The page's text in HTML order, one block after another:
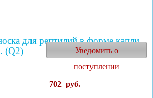
для рептилий в форме капли
(Q2)
Уведомить о
поступлении
702 руб.